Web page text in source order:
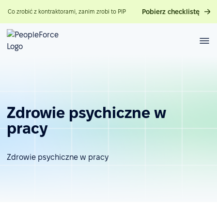
Co zrobić z kontraktorami, zanim zrobi to PIP Pobierz checklistę
Zdrowie psychiczne w
pracy
Zdrowie psychiczne w pracy